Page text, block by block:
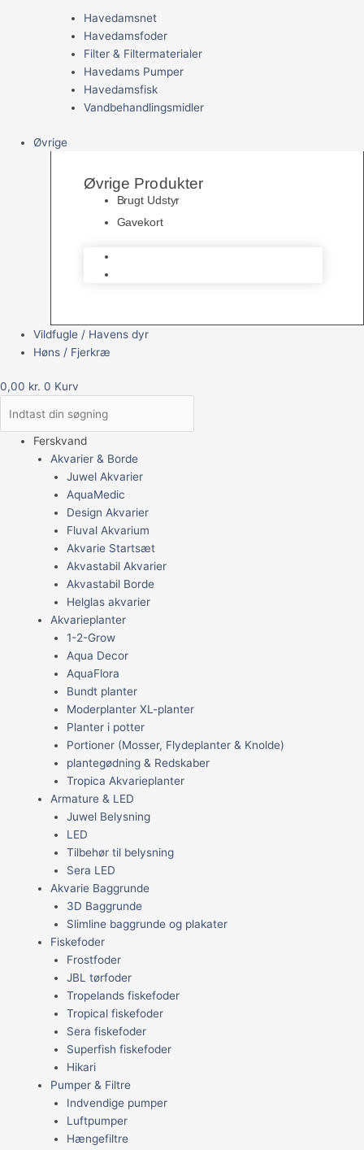
Havedamsnet
Havedamsfoder
Filter & Filtermaterialer
Havedams Pumper
Havedamsfisk
Vandbehandlingsmidler
Øvrige
Øvrige Produkter
Brugt Udstyr
Gavekort
Vildfugle / Havens dyr
Høns / Fjerkræ
0,00 kr. 0 Kurv
Ferskvand
Akvarier & Borde
Juwel Akvarier
AquaMedic
Design Akvarier
Fluval Akvarium
Akvarie Startsæt
Akvastabil Akvarier
Akvastabil Borde
Helglas akvarier
Akvarieplanter
1-2-Grow
Aqua Decor
AquaFlora
Bundt planter
Moderplanter XL-planter
Planter i potter
Portioner (Mosser, Flydeplanter & Knolde)
plantegødning & Redskaber
Tropica Akvarieplanter
Armature & LED
Juwel Belysning
LED
Tilbehør til belysning
Sera LED
Akvarie Baggrunde
3D Baggrunde
Slimline baggrunde og plakater
Fiskefoder
Frostfoder
JBL tørfoder
Tropelands fiskefoder
Tropical fiskefoder
Sera fiskefoder
Superfish fiskefoder
Hikari
Pumper & Filtre
Indvendige pumper
Luftpumper
Hængefiltre